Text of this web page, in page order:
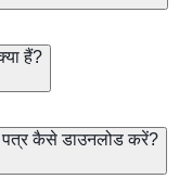
हैं?
पत्र कैसे डाउनलोड करें?